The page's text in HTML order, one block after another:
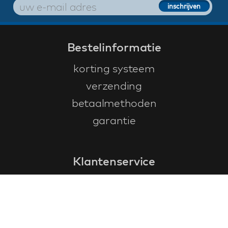
Bestelinformatie
korting systeem
verzending
betaalmethoden
garantie
Klantenservice